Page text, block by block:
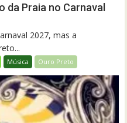
da Praia no Carnaval
2027, mas a
Música Ouro Preto